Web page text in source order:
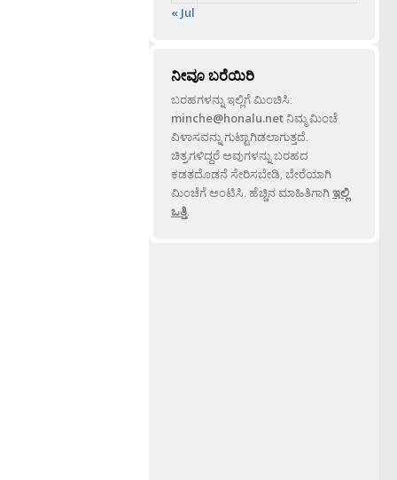
« Jul
ನೀವೂ ಬರೆಯಿರಿ
ಬರಹಗಳನ್ನು ಇಲ್ಲಿಗೆ ಮಿಂಚಿಸಿ:
minche@honalu.netನಿಮ್ಮ ಮಿಂಚೆ
ವಿಳಾಸವನ್ನು ಗುಟ್ಟಾಗಿಡಲಾಗುತ್ತದೆ.
ಚಿತ್ರಗಳಿದ್ದರೆ ಅವುಗಳನ್ನು ಬರಹದ
ಕಡತದೊಡನೆ ಸೇರಿಸಬೇಡಿ, ಬೇರೆಯಾಗಿ
ಮಿಂಚೆಗೆ ಅಂಟಿಸಿ. ಹೆಚ್ಚಿನ ಮಾಹಿತಿಗಾಗಿಇಲ್ಲಿ
ಒತ್ತಿ.